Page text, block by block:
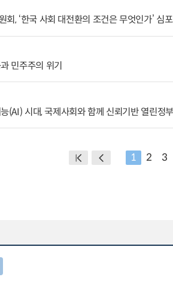
회, ‘한국 사회 대전환의 조건은 무엇인가’ 심
민주주의 위기
(AI) 시대, 국제사회와 함께 신뢰기반 열린정
1 2 3